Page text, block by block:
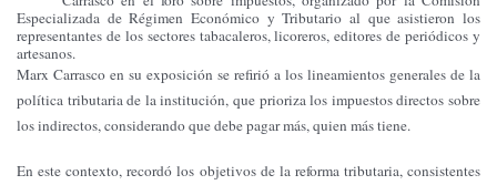
Especializada de Régimen Económico y Tributario al que asistieron los
representantes de los sectores tabacaleros, licoreros, editores de periódicos y
artesanos.
Marx Carrasco en su exposición se refirió a los lineamientos generales de la
política tributaria de la institución, que prioriza los impuestos directos sobre
los indirectos, considerando que debe pagar más, quien más tiene.
En este contexto, recordó los objetivos de la reforma tributaria, consistentes